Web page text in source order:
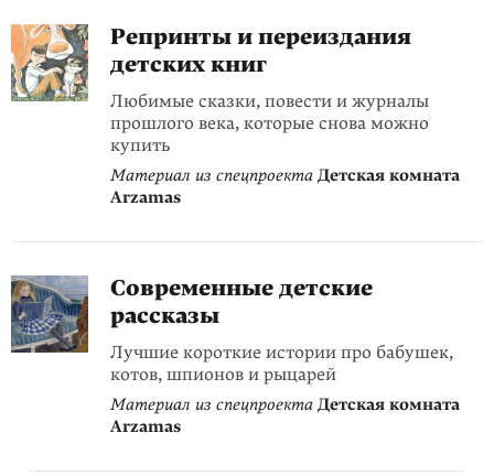
Репринты и переиздания
детских книг
Любимые сказки, повести и журналы
прошлого века, которые снова можно
купить
Материал из спецпроекта Детская комната
Arzamas
Современные детские
рассказы
Лучшие короткие истории про бабушек,
котов, шпионов и рыцарей
Материал из спецпроекта Детская комната
Arzamas